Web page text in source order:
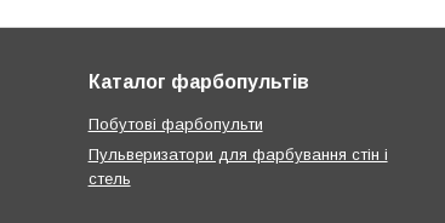
Каталог фарбопультів
Побутові фарбопульти
Пульверизатори для фарбування стін і
стель